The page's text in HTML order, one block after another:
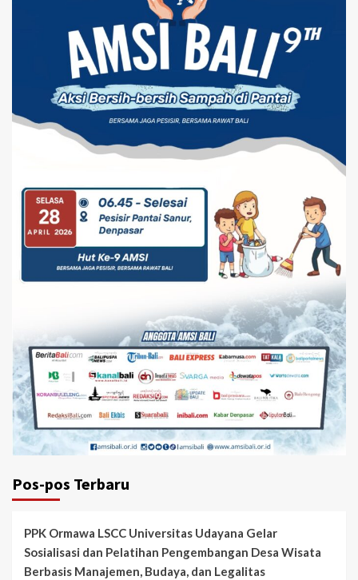
Pos-pos Terbaru
PPK Ormawa LSCC Universitas Udayana Gelar
Sosialisasi dan Pelatihan Pengembangan Desa Wisata
Berbasis Manajemen, Budaya, dan Legalitas